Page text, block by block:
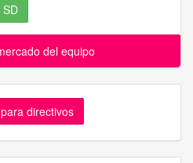
del equipo
directivos